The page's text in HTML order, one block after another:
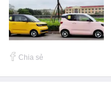
Chia sẻ